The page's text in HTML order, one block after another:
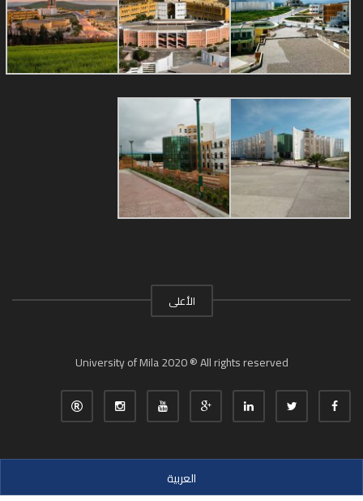
الأعلى
University of Mila 2020 ® All rights reserved
العربية